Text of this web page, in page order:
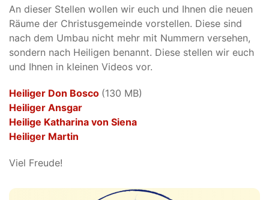
An dieser Stellen wollen wir euch und Ihnen die neuen
Räume der Christusgemeinde vorstellen. Diese sind
nach dem Umbau nicht mehr mit Nummern versehen,
sondern nach Heiligen benannt. Diese stellen wir euch
und Ihnen in kleinen Videos vor.
Heiliger Don Bosco (130 MB)
Heiliger Ansgar
Heilige Katharina von Siena
Heiliger Martin
Viel Freude!